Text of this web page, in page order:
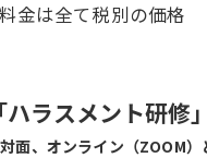
は全て税別の価格
「ハラスメント研修」
面、オンライン（ZOOM）